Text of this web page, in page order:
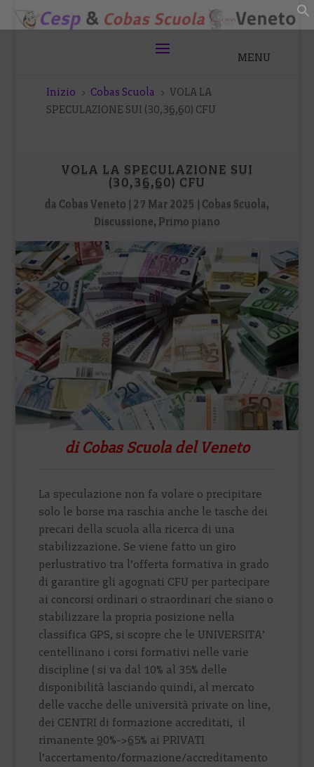
Inizio 5 Cobas Scuola 5 VOLA LA
SPECULAZIONE SUI (30,36,60) CFU
VOLA LA SPECULAZIONE SUI
(30,36,60) CFU
da Cobas Veneto 27 Mar 2025 Cobas Scuola,
Discussione, Primo piano
di Cobas Scuola del Veneto
La speculazione non fa volare o precipitare
solo le borse ma raschia anche le tasche dei
precari della scuola alla ricerca di una
stabilizzazione. Se viene fatto un giro
perlustrativo tra l’offerta formativa in grado
di garantire gli agognati CFU per partecipare
ai concorsi ordinari o straordinari che siano o
stabilizzare la propria posizione nella
classifica GPS, si scopre che le UNIVERSITA’
centellinano i corsi formativi nelle varie
discipline ( si va dal 10% al 35% delle
disponibilità lasciando quindi, al mercato
delle vacche delle università private on line,
dei CENTRI di formazione accreditati, il
rimanente 90%->65% ai PRIVATI
l’accertamento/formazione/accreditamento